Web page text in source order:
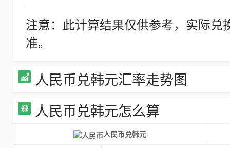
注意：此计算结果仅供参考，实际
准。
人民币兑韩元汇率走势图
人民币兑韩元怎么算
人民币兑韩元